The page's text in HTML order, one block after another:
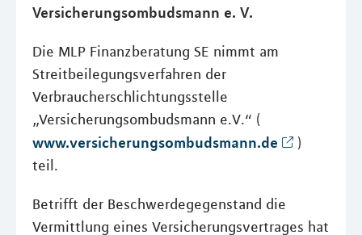
Versicherungsombudsmann e. V.
Die MLP Finanzberatung SE nimmt am
Streitbeilegungsverfahren der
Verbraucherschlichtungsstelle
„Versicherungsombudsmann e.V.“ (
www.versicherungsombudsmann.de
)
teil.
Betrifft der Beschwerdegegenstand die
Vermittlung eines Versicherungsvertrages hat